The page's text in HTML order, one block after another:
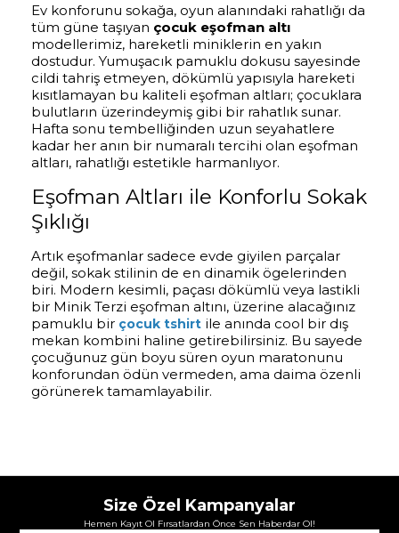
Ev konforunu sokağa, oyun alanındaki rahatlığı da
tüm güne taşıyan çocuk eşofman altı
modellerimiz, hareketli miniklerin en yakın
dostudur. Yumuşacık pamuklu dokusu sayesinde
cildi tahriş etmeyen, dökümlü yapısıyla hareketi
kısıtlamayan bu kaliteli eşofman altları; çocuklara
bulutların üzerindeymiş gibi bir rahatlık sunar.
Hafta sonu tembelliğinden uzun seyahatlere
kadar her anın bir numaralı tercihi olan eşofman
altları, rahatlığı estetikle harmanlıyor.
Eşofman Altları ile Konforlu Sokak
Şıklığı
Artık eşofmanlar sadece evde giyilen parçalar
değil, sokak stilinin de en dinamik ögelerinden
biri. Modern kesimli, paçası dökümlü veya lastikli
bir Minik Terzi eşofman altını, üzerine alacağınız
pamuklu bir çocuk tshirt ile anında cool bir dış
mekan kombini haline getirebilirsiniz. Bu sayede
çocuğunuz gün boyu süren oyun maratonunu
konforundan ödün vermeden, ama daima özenli
görünerek tamamlayabilir.
Size Özel Kampanyalar
Hemen Kayıt Ol Fırsatlardan Önce Sen Haberdar Ol!